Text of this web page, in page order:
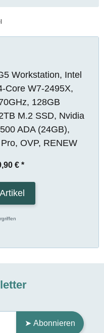
Workstation, Intel
Core W7-2495X,
128GB
M.2 SSD, Nvidia
ADA (24GB),
OVP, RENEW
€ *
➤ Abonnieren